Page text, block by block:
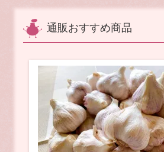
通販おすすめ商品